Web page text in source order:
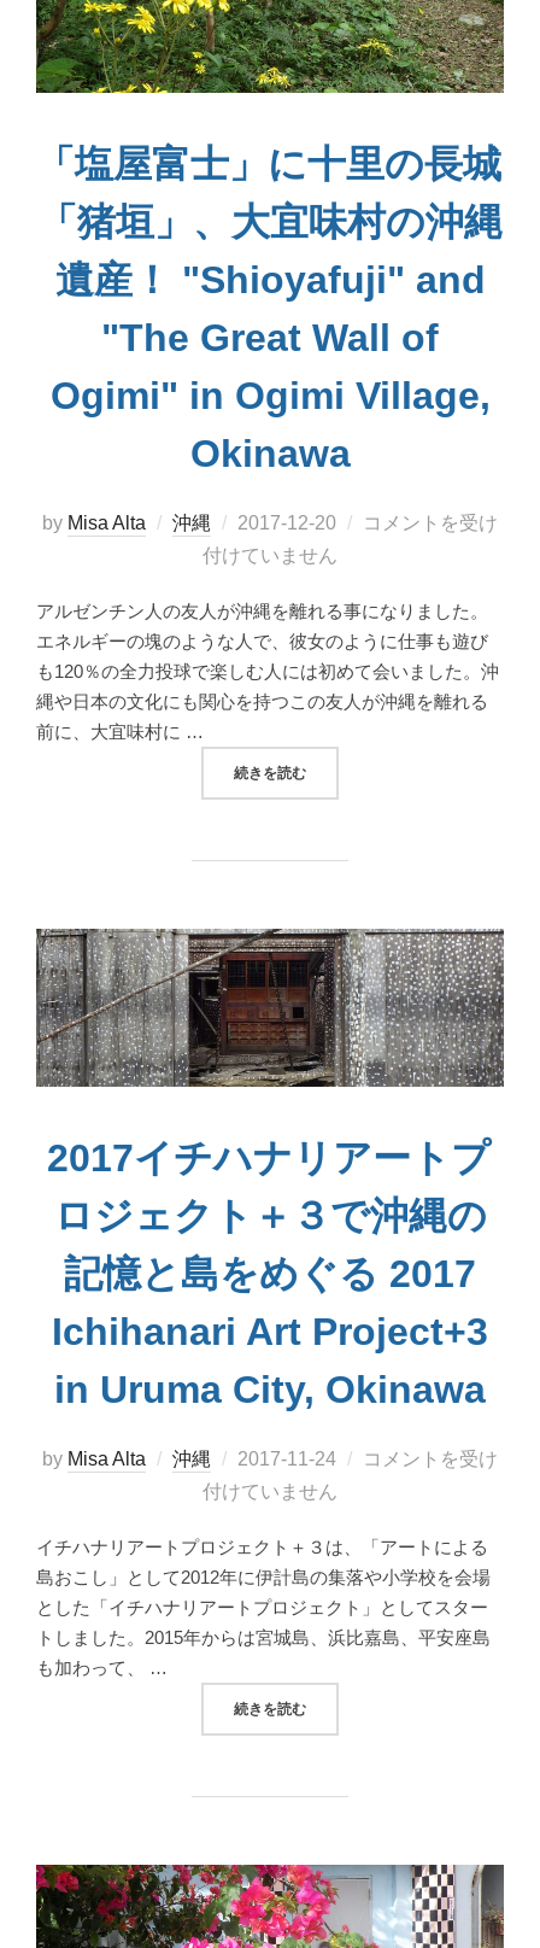
「塩屋富士」に十里の長城
「猪垣」、大宜味村の沖縄
遺産！ "Shioyafuji" and
"The Great Wall of
Ogimi" in Ogimi Village,
Okinawa
by Misa Alta 沖縄
投
稿
2017-12-20
コメントを受け
付けていません
アルゼンチン人の友人が沖縄を離れる事になりました。
エネルギーの塊のような人で、彼女のように仕事も遊び
も120％の全力投球で楽しむ人には初めて会いました。沖
縄や日本の文化にも関心を持つこの友人が沖縄を離れる
前に、大宜味村に …
続きを読む“「塩屋富士」に十里の長城「猪垣
2017イチハナリアートプ
ロジェクト＋３で沖縄の
記憶と島をめぐる 2017
Ichihanari Art Project+3
in Uruma City, Okinawa
by Misa Alta 沖縄
投
稿
2017-11-24
コメントを受け
付けていません
イチハナリアートプロジェクト＋３は、「アートによる
島おこし」として2012年に伊計島の集落や小学校を会場
とした「イチハナリアートプロジェクト」としてスター
トしました。2015年からは宮城島、浜比嘉島、平安座島
も加わって、 …
続きを読む“2017イチハナリアートプロジェク